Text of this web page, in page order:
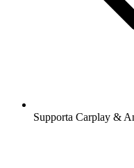
Supporta Carplay &